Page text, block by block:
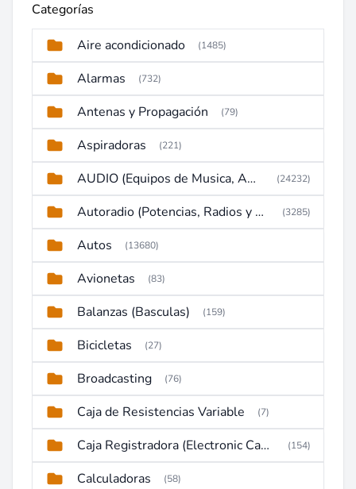
Categorías
Aire acondicionado (1485)
Alarmas (732)
Antenas y Propagación (79)
Aspiradoras (221)
AUDIO (Equipos de Musica, Amplificadores, Reproductores, Etc) (24232)
Autoradio (Potencias, Radios y DVD) (3285)
Autos (13680)
Avionetas (83)
Balanzas (Basculas) (159)
Bicicletas (27)
Broadcasting (76)
Caja de Resistencias Variable (7)
Caja Registradora (Electronic Cash Register) (154)
Calculadoras (58)